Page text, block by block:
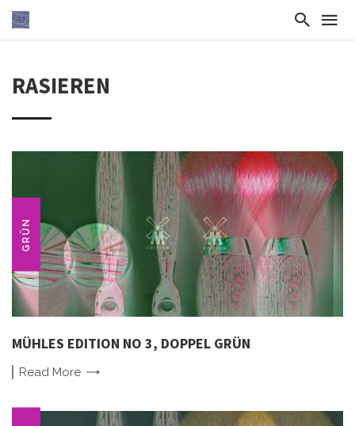
RASIEREN
GRÜN
MÜHLES EDITION NO 3, DOPPEL GRÜN
Read More